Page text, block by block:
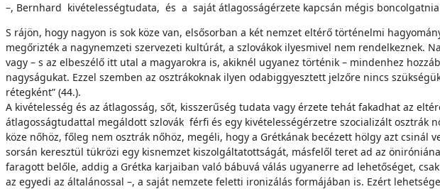
–, Bernhard kivételességtudata, és a saját átlagosságérzete kapcsán mégis
S rájön, hogy nagyon is sok köze van, elsősorban a két nemzet eltérő történelmi
megőrizték a nagynemzeti szervezeti kultúrát, a szlovákok ilyesmivel nem rendelkeznek.
vagy – s az elbeszélő itt utal a magyarokra is, akiknél ugyanez történik – mindenhez
nagyságukat. Ezzel szemben az osztrákoknak ilyen odabiggyesztett jelzőre nincs
rétegként” (44.).
A kivételesség és az átlagosság, sőt, kisszerűség tudata vagy érzete tehát fakadhat az
átlagosságtudattal megáldott szlovák férfi és egy kivételességérzetre szocializált osztrák
köze nőhöz, főleg nem osztrák nőhöz, megéli, hogy a Grétkának becézett hölgy azt
sorsán keresztül tükrözi egy kisnemzet kiszolgáltatottságát, másfelől teret ad az
faragott belőle, addig a Grétka karjaiban való bábuvá válás ugyanerre ad lehetőséget,
az egyedi az általánossal –, a saját nemzete feletti ironizálás formájában is. Ezért